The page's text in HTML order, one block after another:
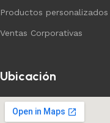
Productos personalizados
Ventas Corporativas
Ubicación